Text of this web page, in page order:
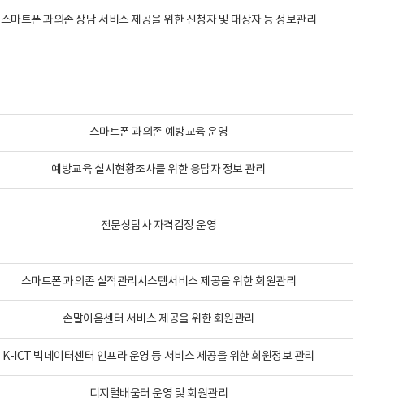
스마트폰 과의존 상담 서비스 제공을 위한 신청자 및 대상자 등 정보관리
스마트폰 과의존 예방교육 운영
예방교육 실시현황조사를 위한 응답자 정보 관리
전문상담사 자격검정 운영
스마트폰 과의존 실적관리시스템서비스 제공을 위한 회원관리
손말이음센터 서비스 제공을 위한 회원관리
K-ICT 빅데이터센터 인프라 운영 등 서비스 제공을 위한 회원정보 관리
디지털배움터 운영 및 회원관리